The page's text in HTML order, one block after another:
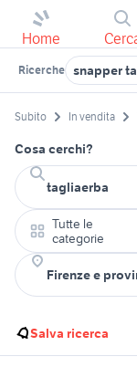
Home
Ricerche snapper
Subito In vendita
Cosa cerchi?
Tutte le
categorie
Salva ricerca